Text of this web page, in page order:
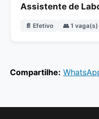
Assistente de
📄 Efetivo 👥 1 vaga(s)
Compartilhe: